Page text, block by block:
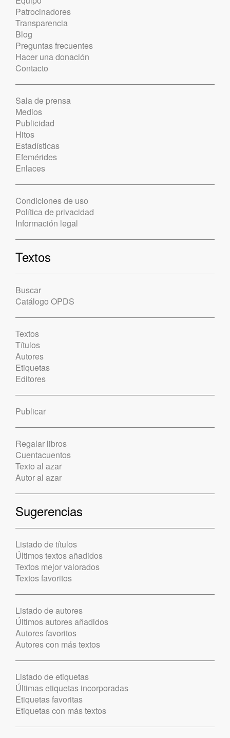
Patrocinadores
Transparencia
Blog
Preguntas frecuentes
Hacer una donación
Contacto
Sala de prensa
Medios
Publicidad
Hitos
Estadísticas
Efemérides
Enlaces
Condiciones de uso
Política de privacidad
Información legal
Textos
Buscar
Catálogo OPDS
Textos
Títulos
Autores
Etiquetas
Editores
Publicar
Regalar libros
Cuentacuentos
Texto al azar
Autor al azar
Sugerencias
Listado de títulos
Últimos textos añadidos
Textos mejor valorados
Textos favoritos
Listado de autores
Últimos autores añadidos
Autores favoritos
Autores con más textos
Listado de etiquetas
Últimas etiquetas incorporadas
Etiquetas favoritas
Etiquetas con más textos